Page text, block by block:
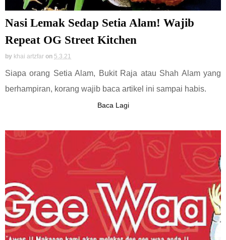
Nasi Lemak Sedap Setia Alam! Wajib
Repeat OG Street Kitchen
by khai artzfar on 5.3.21
Siapa orang Setia Alam, Bukit Raja atau Shah Alam yang
berhampiran, korang wajib baca artikel ini sampai habis.
Baca Lagi